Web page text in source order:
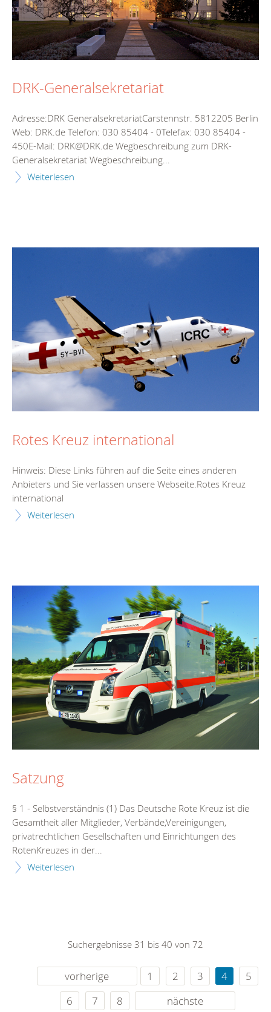
DRK-Generalsekretariat
Adresse:DRK GeneralsekretariatCarstennstr. 5812205 Berlin
Web: DRK.de Telefon: 030 85404 - 0Telefax: 030 85404 -
450E-Mail: DRK@DRK.de Wegbeschreibung zum DRK-
Generalsekretariat Wegbeschreibung...
Weiterlesen
Rotes Kreuz international
Hinweis: Diese Links führen auf die Seite eines anderen
Anbieters und Sie verlassen unsere Webseite.Rotes Kreuz
international
Weiterlesen
Satzung
§ 1 - Selbstverständnis (1) Das Deutsche Rote Kreuz ist die
Gesamtheit aller Mitglieder, Verbände,Vereinigungen,
privatrechtlichen Gesellschaften und Einrichtungen des
RotenKreuzes in der...
Weiterlesen
Suchergebnisse 31 bis 40 von 72
vorherige 1 2 3 4
5
6
7 8 nächste